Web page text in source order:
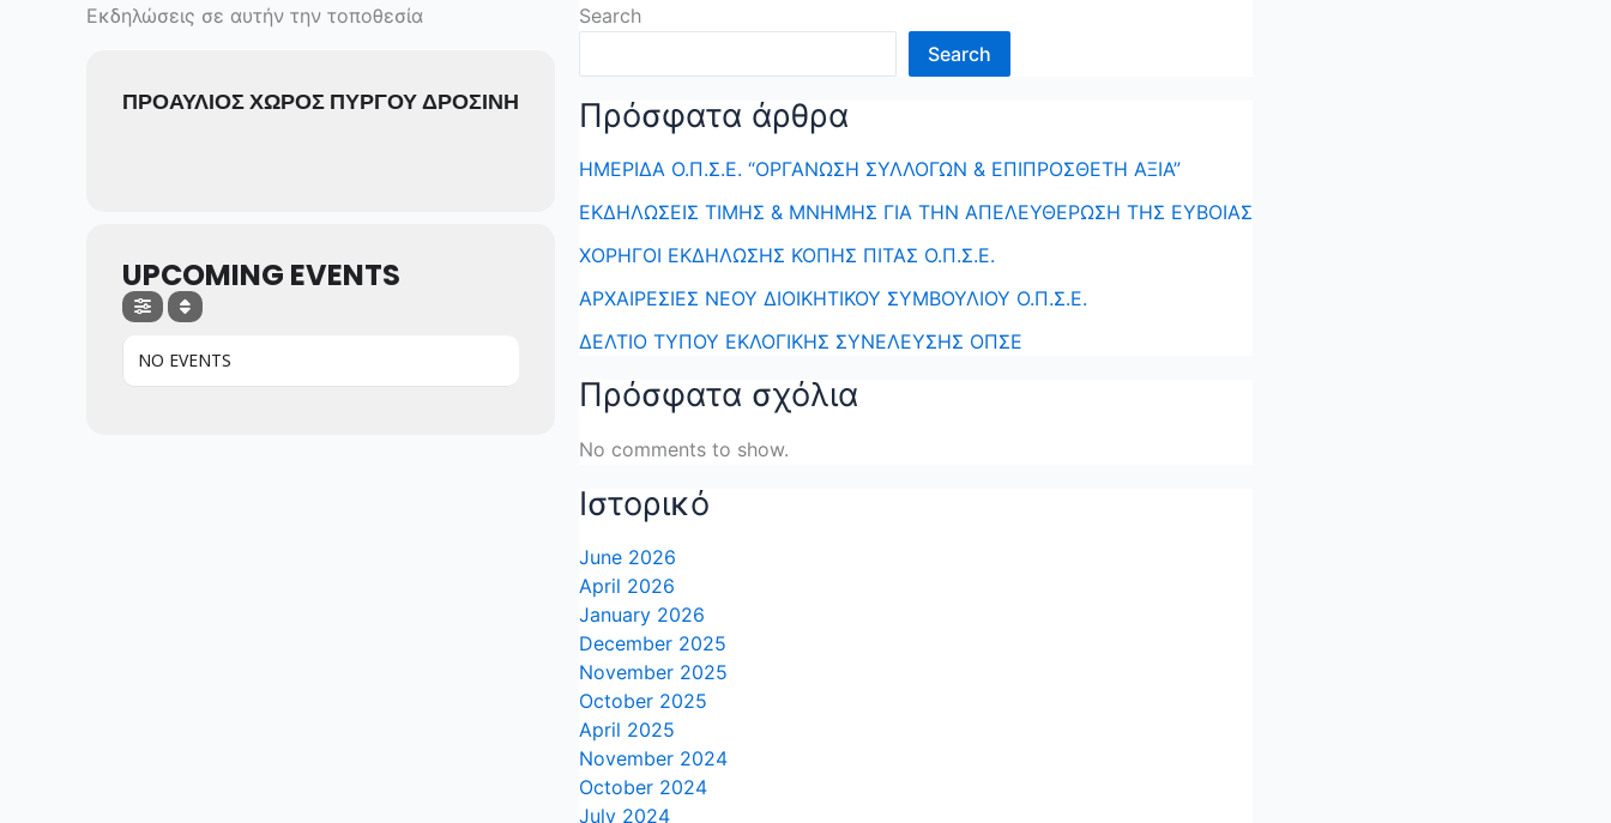
Εκδηλώσεις σε αυτήν την τοποθεσία
ΠΡΟΑΥΛΙΟΣ ΧΩΡΟΣ ΠΥΡΓΟΥ ΔΡΟΣΙΝΗ
UPCOMING EVENTS
NO EVENTS
Search
Search
Πρόσφατα άρθρα
ΗΜΕΡΙΔΑ Ο.Π.Σ.Ε. “ΟΡΓΑΝΩΣΗ ΣΥΛΛΟΓΩΝ & ΕΠΙΠΡΟΣΘΕΤΗ ΑΞΙΑ”
ΕΚΔΗΛΩΣΕΙΣ ΤΙΜΗΣ & ΜΝΗΜΗΣ ΓΙΑ ΤΗΝ ΑΠΕΛΕΥΘΕΡΩΣΗ ΤΗΣ ΕΥΒΟΙΑΣ
ΧΟΡΗΓΟΙ ΕΚΔΗΛΩΣΗΣ ΚΟΠΗΣ ΠΙΤΑΣ Ο.Π.Σ.Ε.
ΑΡΧΑΙΡΕΣΙΕΣ ΝΕΟΥ ΔΙΟΙΚΗΤΙΚΟΥ ΣΥΜΒΟΥΛΙΟΥ Ο.Π.Σ.Ε.
ΔΕΛΤΙΟ ΤΥΠΟΥ ΕΚΛΟΓΙΚΗΣ ΣΥΝΕΛΕΥΣΗΣ ΟΠΣΕ
Πρόσφατα σχόλια
No comments to show.
Ιστορικό
June 2026
April 2026
January 2026
December 2025
November 2025
October 2025
April 2025
November 2024
October 2024
July 2024